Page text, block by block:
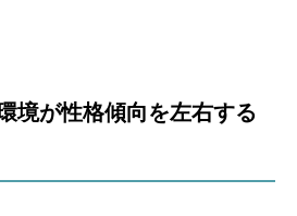
境が性格傾向を左右する